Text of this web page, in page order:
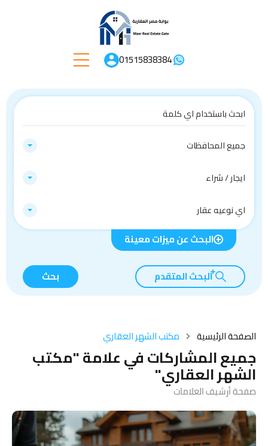
01515838384
جميع المحافظات
ايجار / شراء
اي نوعيه عقار
البحث عن ميزات معينة
البحث المتقدم بحث
الصفحة الرئيسية مكتب الشهر العقاري
جميع المشاركات في علامة "مكتب
الشهر العقاري"
صفحة أرشيف العلامات